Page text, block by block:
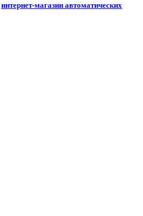
интернет-магазин автоматических